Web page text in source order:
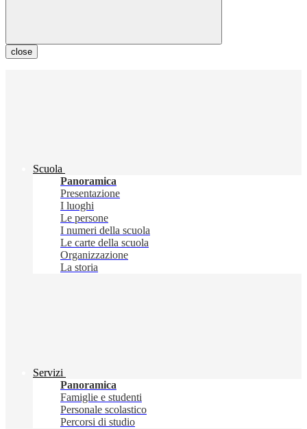
close
Scuola
Panoramica
Presentazione
I luoghi
Le persone
I numeri della scuola
Le carte della scuola
Organizzazione
La storia
Servizi
Panoramica
Famiglie e studenti
Personale scolastico
Percorsi di studio